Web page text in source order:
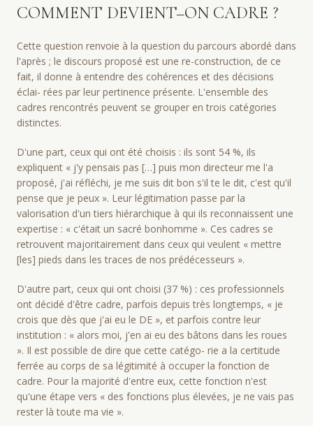
COMMENT DEVIENT–ON CADRE ?
Cette question renvoie à la question du parcours abordé dans
l'après ; le discours proposé est une re-construction, de ce
fait, il donne à entendre des cohérences et des décisions
éclai- rées par leur pertinence présente. L'ensemble des
cadres rencontrés peuvent se grouper en trois catégories
distinctes.
D'une part, ceux qui ont été choisis : ils sont 54 %, ils
expliquent « j'y pensais pas […] puis mon directeur me l'a
proposé, j'ai réfléchi, je me suis dit bon s'il te le dit, c'est qu'il
pense que je peux ». Leur légitimation passe par la
valorisation d'un tiers hiérarchique à qui ils reconnaissent une
expertise : « c'était un sacré bonhomme ». Ces cadres se
retrouvent majoritairement dans ceux qui veulent « mettre
[les] pieds dans les traces de nos prédécesseurs ».
D'autre part, ceux qui ont choisi (37 %) : ces professionnels
ont décidé d'être cadre, parfois depuis très longtemps, « je
crois que dès que j'ai eu le DE », et parfois contre leur
institution : « alors moi, j'en ai eu des bâtons dans les roues
». Il est possible de dire que cette catégo- rie a la certitude
ferrée au corps de sa légitimité à occuper la fonction de
cadre. Pour la majorité d'entre eux, cette fonction n'est
qu'une étape vers « des fonctions plus élevées, je ne vais pas
rester là toute ma vie ».